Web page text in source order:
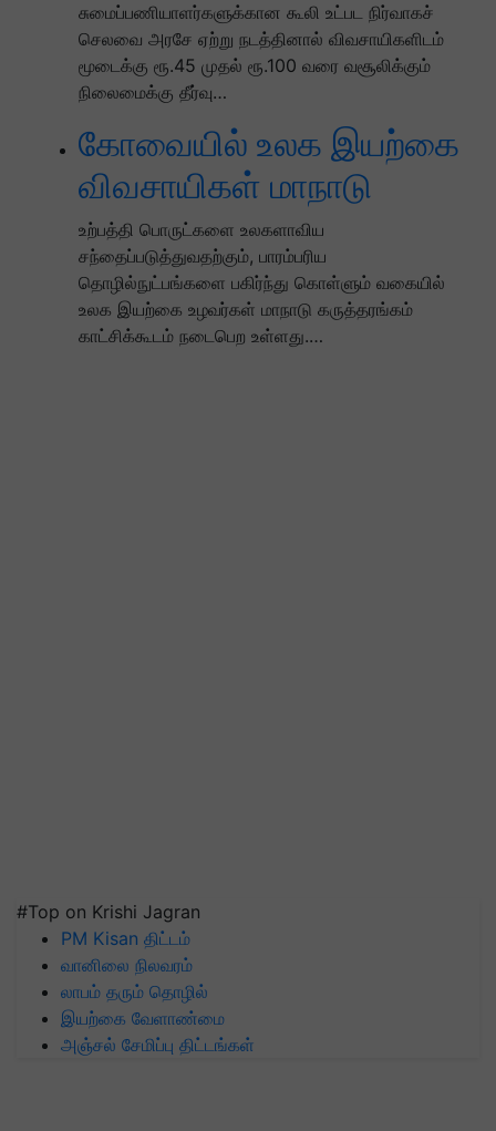
சுமைப்பணியாளர்களுக்கான கூலி உட்பட நிர்வாகச்
செலவை அரசே ஏற்று நடத்தினால் விவசாயிகளிடம்
மூடைக்கு ரூ.45 முதல் ரூ.100 வரை வசூலிக்கும்
நிலைமைக்கு தீர்வு…
கோவையில் உலக இயற்கை
விவசாயிகள் மாநாடு
உற்பத்தி பொருட்களை உலகளாவிய
சந்தைப்படுத்துவதற்கும், பாரம்பரிய
தொழில்நுட்பங்களை பகிர்ந்து கொள்ளும் வகையில்
உலக இயற்கை உழவர்கள் மாநாடு கருத்தரங்கம்
காட்சிக்கூடம் நடைபெற உள்ளது.…
#Top on Krishi Jagran
PM Kisan திட்டம்
வானிலை நிலவரம்
லாபம் தரும் தொழில்
இயற்கை வேளாண்மை
அஞ்சல் சேமிப்பு திட்டங்கள்